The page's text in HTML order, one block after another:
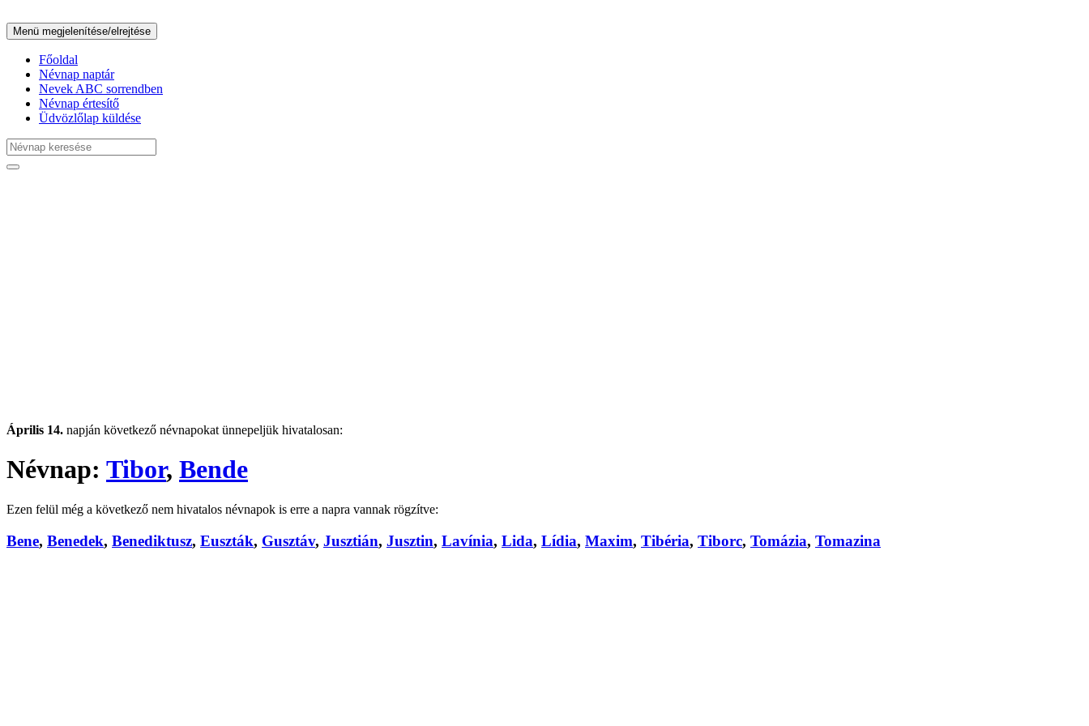
Menü megjelenítése/elrejtése
Főoldal
Névnap naptár
Nevek ABC sorrendben
Névnap értesítő
Üdvözlőlap küldése
Április 14. napján következő névnapokat ünnepeljük hivatalosan:
Névnap: Tibor, Bende
Ezen felül még a következő nem hivatalos névnapok is erre a napra vannak rögzítve:
Bene, Benedek, Benediktusz, Euszták, Gusztáv, Jusztián, Jusztin, Lavínia, Lida, Lídia, Maxim, Tibéria, Tiborc, Tomázia, Tomazina